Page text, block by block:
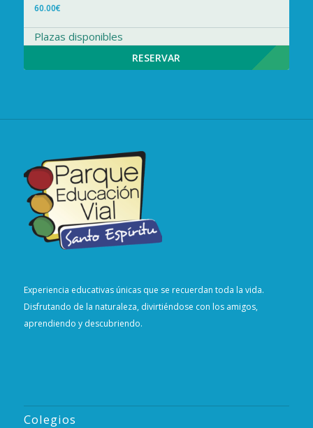
60.00€
Plazas disponibles
RESERVAR
Experiencia educativas únicas que se recuerdan toda la vida.
Disfrutando de la naturaleza, divirtiéndose con los amigos,
aprendiendo y descubriendo.
Colegios